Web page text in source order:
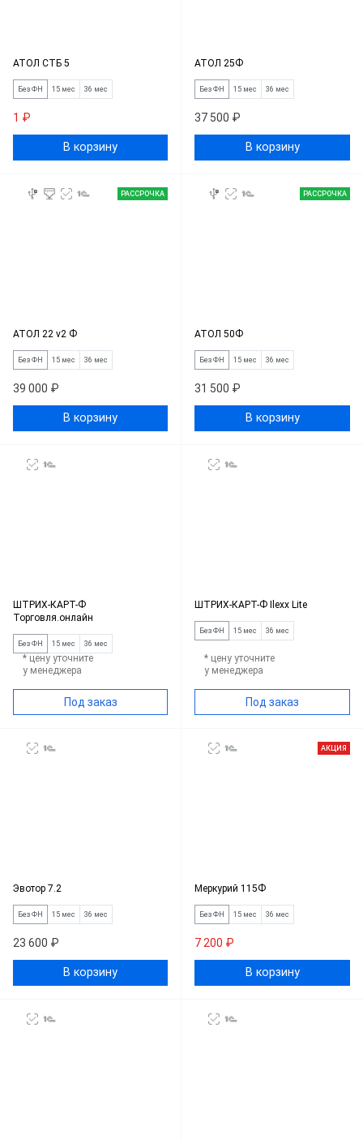
АТОЛ СТБ 5
Без ФН 15 мес 36 мес
1 ₽
В корзину
АТОЛ 25Ф
Без ФН 15 мес 36 мес
37 500 ₽
В корзину
РАССРОЧКА
АТОЛ 22 v2 Ф
Без ФН 15 мес 36 мес
39 000 ₽
В корзину
РАССРОЧКА
АТОЛ 50Ф
Без ФН 15 мес 36 мес
31 500 ₽
В корзину
ШТРИХ-КАРТ-Ф
Торговля.онлайн
Без ФН 15 мес 36 мес
* цену уточните
у менеджера
Под заказ
ШТРИХ-КАРТ-Ф Ilexx Lite
Без ФН 15 мес 36 мес
* цену уточните
у менеджера
Под заказ
Эвотор 7.2
Без ФН 15 мес 36 мес
23 600 ₽
В корзину
АКЦИЯ
Меркурий 115Ф
Без ФН 15 мес 36 мес
7 200 ₽
В корзину